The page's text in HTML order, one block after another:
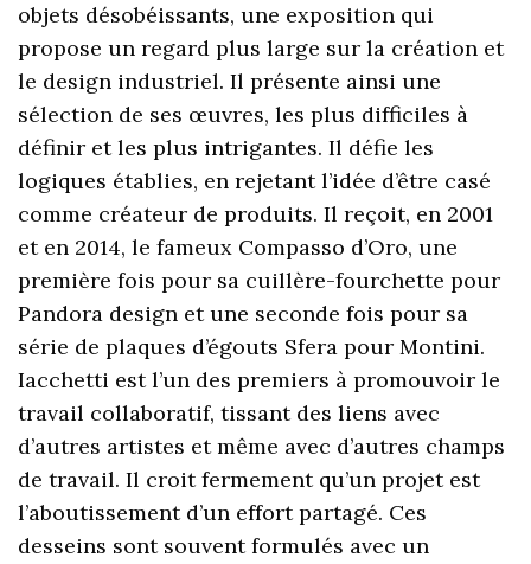
objets désobéissants, une exposition qui
propose un regard plus large sur la création et
le design industriel. Il présente ainsi une
sélection de ses œuvres, les plus difficiles à
définir et les plus intrigantes. Il défie les
logiques établies, en rejetant l’idée d’être casé
comme créateur de produits. Il reçoit, en 2001
et en 2014, le fameux Compasso d’Oro, une
première fois pour sa cuillère-fourchette pour
Pandora design et une seconde fois pour sa
série de plaques d’égouts Sfera pour Montini.
Iacchetti est l’un des premiers à promouvoir le
travail collaboratif, tissant des liens avec
d’autres artistes et même avec d’autres champs
de travail. Il croit fermement qu’un projet est
l’aboutissement d’un effort partagé. Ces
desseins sont souvent formulés avec un